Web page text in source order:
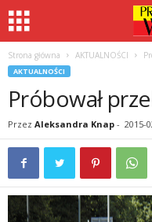
Strona główna AKTUALNOŚCI
AKTUALNOŚCI
Próbował
Przez Aleksandra Knap - 2015-